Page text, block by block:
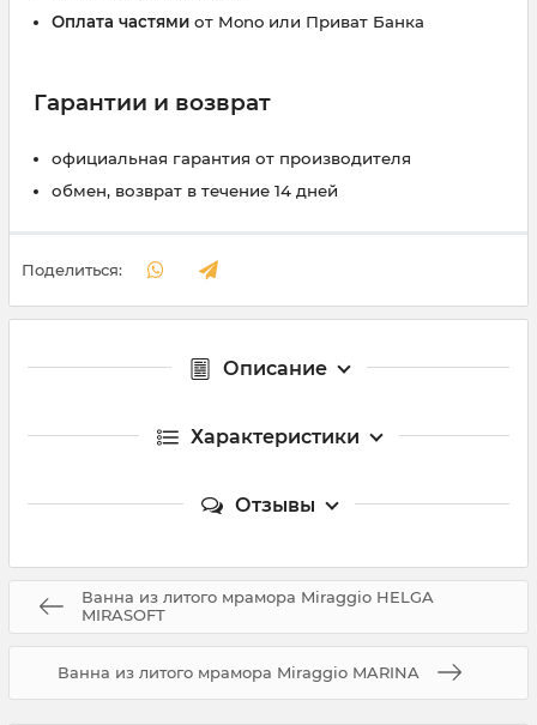
Оплата частями от Mono или Приват Банка
Гарантии и возврат
официальная гарантия от производителя
обмен, возврат в течение 14 дней
Поделиться:
Описание
Характеристики
Отзывы
Ванна из литого мрамора Miraggio HELGA
MIRASOFT
Ванна из литого мрамора Miraggio MARINA